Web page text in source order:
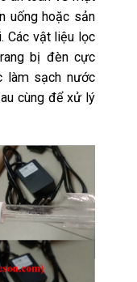
uống hoặc sản
Các vật liệu lọc
bị đèn cực
làm sạch nước
cùng để xử lý